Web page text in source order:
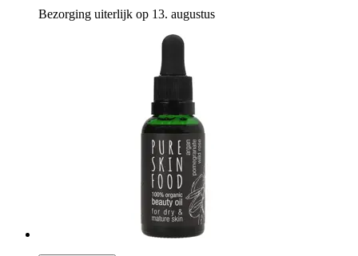
Bezorging uiterlijk op 13. augustus